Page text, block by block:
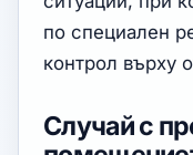
по специален
контрол върху
Случай с